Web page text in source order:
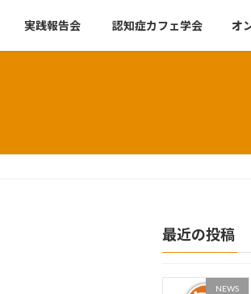
実践報告会 認知症カフェ学会 オ
最近の投稿
NEWS